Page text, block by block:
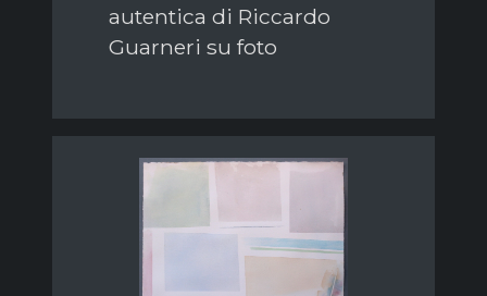
autentica di Riccardo
Guarneri su foto